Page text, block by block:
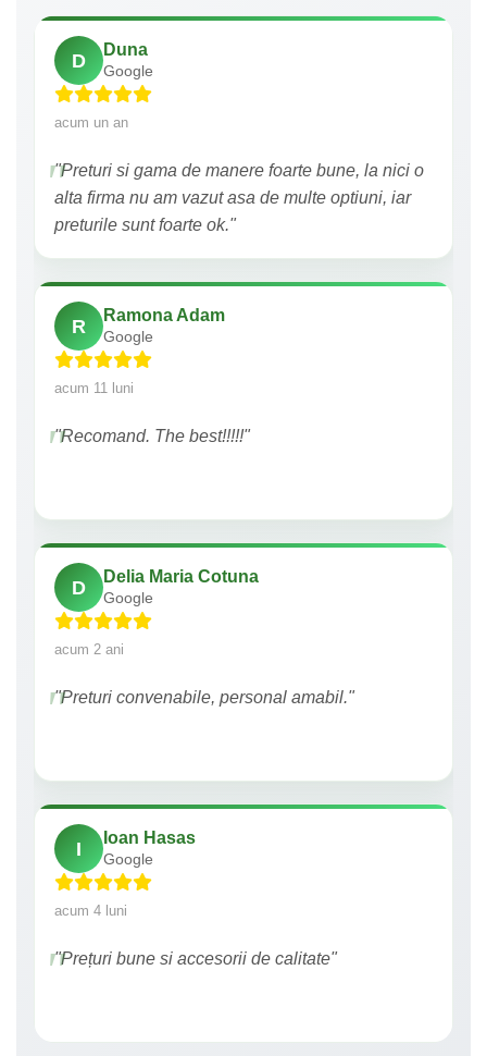
D
Duna
Google
acum un an
"Preturi si gama de manere foarte bune, la nici o
alta firma nu am vazut asa de multe optiuni, iar
preturile sunt foarte ok."
R
Ramona Adam
Google
acum 11 luni
"Recomand. The best!!!!!"
D
Delia Maria Cotuna
Google
acum 2 ani
"Preturi convenabile, personal amabil."
I
Ioan Hasas
Google
acum 4 luni
"Prețuri bune si accesorii de calitate"